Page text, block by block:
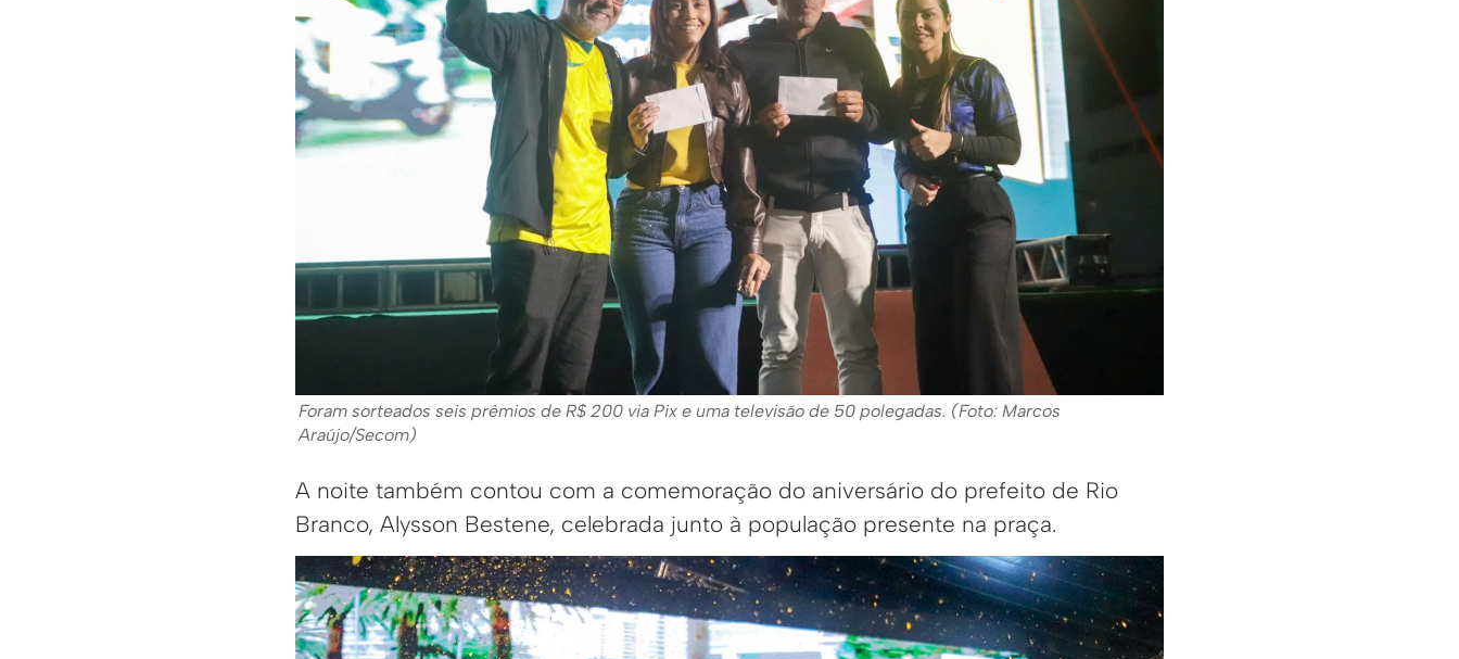
Foram sorteados seis prêmios de R$ 200 via Pix e uma televisão de 50 polegadas. (Foto: Marcos
Araújo/Secom)
A noite também contou com a comemoração do aniversário do prefeito de Rio
Branco, Alysson Bestene, celebrada junto à população presente na praça.